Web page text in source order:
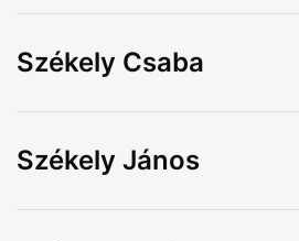
Székely Csaba
Székely János